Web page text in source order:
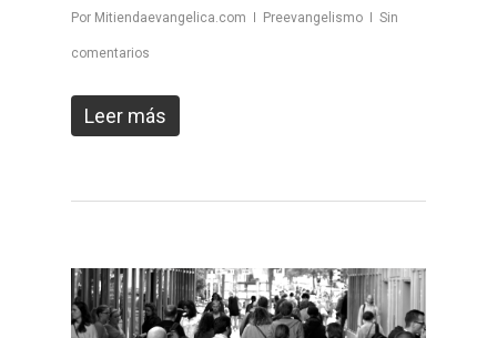
Por Mitiendaevangelica.com Preevangelismo Sin
comentarios
Leer más